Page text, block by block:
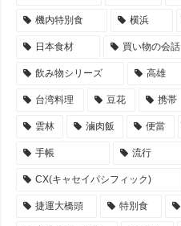
機内特別食 横浜
日本食材 買い物の会話
飲み物シリーズ 高雄
台湾料理 豆花 携帯
雲林 滷肉飯 便當
手帳 流行
CX(キャセイパシフィック)
捷運大橋頭 特別食